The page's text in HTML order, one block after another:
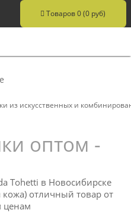
Товаров 0 (0 руб)
из искусственных и
оптом -
Tohetti в Новосибирске
кожа) отличный товар от
ценам